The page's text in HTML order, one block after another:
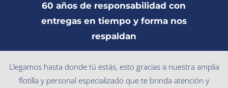
60 años de responsabilidad con
entregas en tiempo y forma nos
respaldan
Llegamos hasta donde tú estás, esto gracias a nuestra amplia
flotilla y personal especializado que te brinda atención y